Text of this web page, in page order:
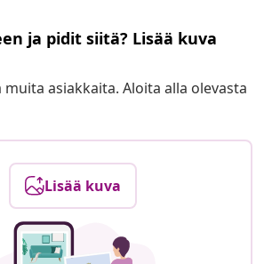
ja pidit siitä? Lisää kuva
muita asiakkaita. Aloita alla olevasta
Lisää kuva